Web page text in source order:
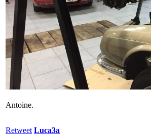
Antoine.
Retweet Luca3a